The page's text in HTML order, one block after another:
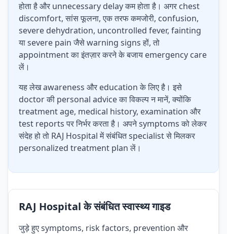
होता है और unnecessary delay कम होता है। अगर chest
discomfort, सांस फूलना, एक तरफ कमजोरी, confusion,
severe dehydration, uncontrolled fever, fainting
या severe pain जैसे warning signs हों, तो
appointment का इंतज़ार करने के बजाय emergency care
लें।
यह लेख awareness और education के लिए है। इसे
doctor की personal advice का विकल्प न मानें, क्योंकि
treatment age, medical history, examination और
test reports पर निर्भर करता है। अपने symptoms को लेकर
संदेह हो तो RAJ Hospital में संबंधित specialist से मिलकर
personalized treatment plan लें।
RAJ Hospital के संबंधित स्वास्थ्य गाइड
जुड़े हुए symptoms, risk factors, prevention और